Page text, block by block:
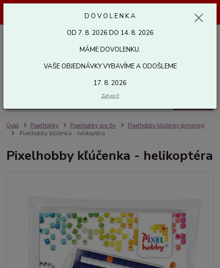
odošleme 17. 8. 2026. Ďakujeme.
Úvod Pixelhobby Pixelhobby pre 6+
Pixelhobby kľúčenky (prívesky)
Pixelhobby kľúčenka - helikoptéra
Pixelhobby kľúčenka - helikoptéra
D O V O L E N K A
OD 7. 8. 2026 DO 14. 8. 2026
MÁME DOVOLENKU.
VAŠE OBJEDNÁVKY VYBAVÍME A ODOŠLEME
17. 8. 2026
Zatvoriť